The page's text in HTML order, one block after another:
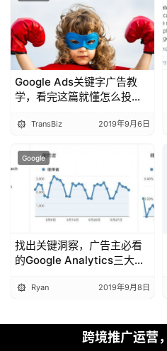
Google Ads关键字广告教
学，看完这篇就懂怎么投
TransBiz 2019年9月6日
Google
找出关键洞察，广告主必看
的Google Analytics三大报
Ryan 2019年9月8日
跨境推广运营